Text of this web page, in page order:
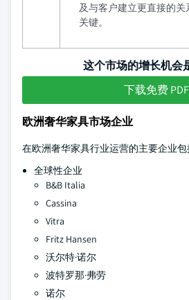
及与客户建立更直接的
关键。
这个市场的增长机会
下载免费 PDF
欧洲奢华家具市场企业
在欧洲奢华家具行业运营的主要企业包
全球性企业
B&B Italia
Cassina
Vitra
Fritz Hansen
沃尔特·诺尔
波特罗那·弗劳
诺尔